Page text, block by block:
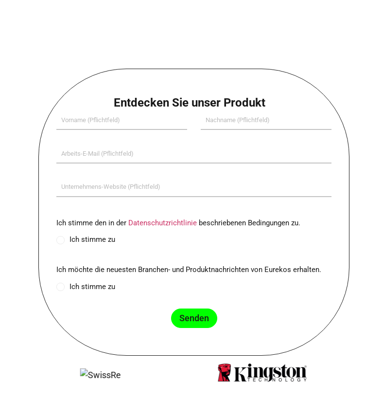
Entdecken Sie unser Produkt
Name
(Required)
Name
(Required)
Email
(Required)
www
(Required)
policy
Ich stimme den in der Datenschutzrichtlinie beschriebenen Bedingungen zu.
Ich stimme zu
news
Ich möchte die neuesten Branchen- und Produktnachrichten von Eurekos erhalten.
Ich stimme zu
Senden